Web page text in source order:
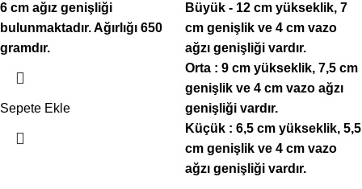
6 cm ağız genişliği
bulunmaktadır. Ağırlığı 650
gramdır.
Sepete Ekle
Büyük - 12 cm yükseklik, 7
cm genişlik ve 4 cm vazo
ağzı genişliği vardır.
Orta : 9 cm yükseklik, 7,5 cm
genişlik ve 4 cm vazo ağzı
genişliği vardır.
Küçük : 6,5 cm yükseklik, 5,5
cm genişlik ve 4 cm vazo
ağzı genişliği vardır.